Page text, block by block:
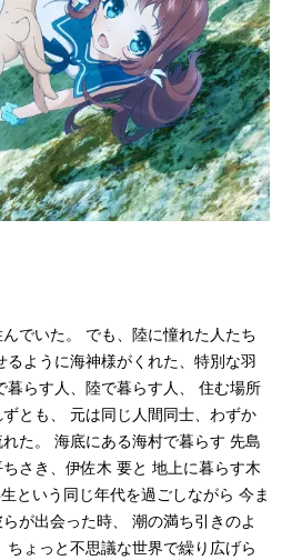
耕史音楽：松田彬人音楽制作：ラ
ティスプロデュース：インフィニ
トアニメーション制作：P.A.WORK
作：glasslipproject主題歌OP：
夏の日と君の声」ChouChoED：
透...
でいた。 でも、陸に憧れた人たち
るように海神様がくれた、特別な羽
らす人、陸で暮らす人、 住む場所
とも、 元は同じ人間同士、わずか
た。 海底にある海村で暮らす 先島
さき、伊佐木 要と 地上に暮らす木
という同じ年代を過ごしながら 今ま
が出会った時、 潮の満ち引きのよ
ちょっと不思議な世界で繰り広げら